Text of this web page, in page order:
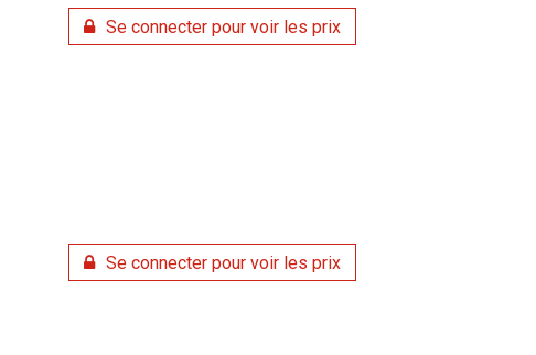
Se connecter pour voir les prix
Se connecter pour voir les prix